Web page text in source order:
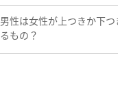
男性は女性が上つきか下
るもの？